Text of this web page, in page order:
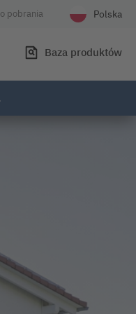
pobrania Polska
Baza produktów